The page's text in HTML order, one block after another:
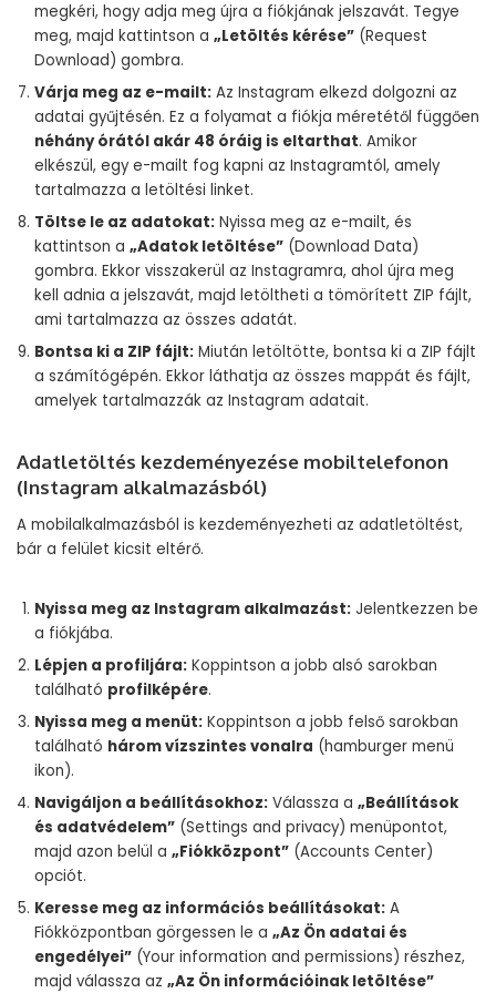
megkéri, hogy adja meg újra a fiókjának jelszavát. Tegye
meg, majd kattintson a „Letöltés kérése” (Request
Download) gombra.
Várja meg az e-mailt: Az Instagram elkezd dolgozni az
adatai gyűjtésén. Ez a folyamat a fiókja méretétől függően
néhány órától akár 48 óráig is eltarthat. Amikor
elkészül, egy e-mailt fog kapni az Instagramtól, amely
tartalmazza a letöltési linket.
Töltse le az adatokat: Nyissa meg az e-mailt, és
kattintson a „Adatok letöltése” (Download Data)
gombra. Ekkor visszakerül az Instagramra, ahol újra meg
kell adnia a jelszavát, majd letöltheti a tömörített ZIP fájlt,
ami tartalmazza az összes adatát.
Bontsa ki a ZIP fájlt: Miután letöltötte, bontsa ki a ZIP fájlt
a számítógépén. Ekkor láthatja az összes mappát és fájlt,
amelyek tartalmazzák az Instagram adatait.
Adatletöltés kezdeményezése mobiltelefonon
(Instagram alkalmazásból)
A mobilalkalmazásból is kezdeményezheti az adatletöltést,
bár a felület kicsit eltérő.
Nyissa meg az Instagram alkalmazást: Jelentkezzen be
a fiókjába.
Lépjen a profiljára: Koppintson a jobb alsó sarokban
található profilképére.
Nyissa meg a menüt: Koppintson a jobb felső sarokban
található három vízszintes vonalra (hamburger menü
ikon).
Navigáljon a beállításokhoz: Válassza a „Beállítások
és adatvédelem” (Settings and privacy) menüpontot,
majd azon belül a „Fiókközpont” (Accounts Center)
opciót.
Keresse meg az információs beállításokat: A
Fiókközpontban görgessen le a „Az Ön adatai és
engedélyei” (Your information and permissions) részhez,
majd válassza az „Az Ön információinak letöltése”